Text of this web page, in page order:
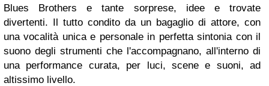
Blues Brothers e tante sorprese, idee e trovate
divertenti. Il tutto condito da un bagaglio di attore, con
una vocalità unica e personale in perfetta sintonia con il
suono degli strumenti che l'accompagnano, all'interno di
una performance curata, per luci, scene e suoni, ad
altissimo livello.